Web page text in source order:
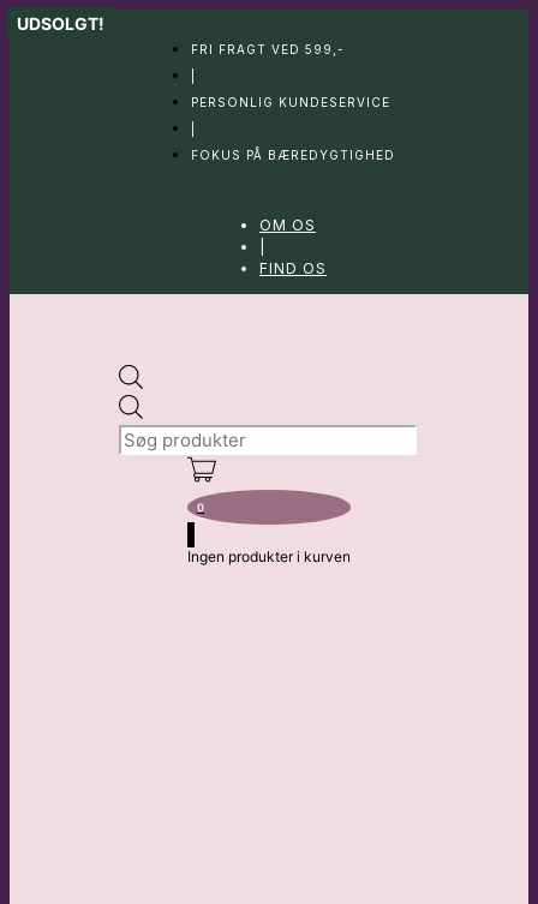
Hop
til
FRI FRAGT VED 599,-
PERSONLIG KUNDESERVICE
FOKUS PÅ BÆREDYGTIGHED
OM OS
FIND OS
search
0
Ingen produkter i kurven
UDSOLGT!